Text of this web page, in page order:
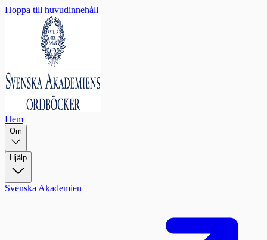
Hoppa till huvudinnehåll
Hem
Om
Hjälp
Svenska Akademien